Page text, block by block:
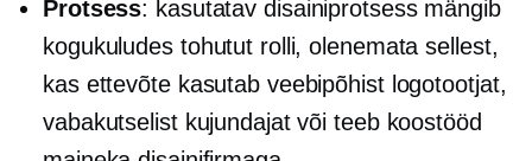
Protsess: kasutatav disainiprotsess mängib
kogukuludes tohutut rolli, olenemata sellest,
kas ettevõte kasutab veebipõhist logotootjat,
vabakutselist kujundajat või teeb koostööd